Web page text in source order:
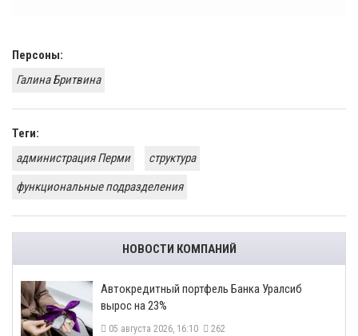
Персоны:
Галина Бритвина
Теги:
администрация Перми
структура
функциональные подразделения
НОВОСТИ КОМПАНИЙ
​Автокредитный портфель Банка Уралсиб
вырос на 23%
05 августа 2026, 16:10 262